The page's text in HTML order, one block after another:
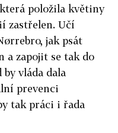
položila květiny
zastřelen. Učí
jak psát
a zapojit se tak do
vláda dala
prevenci
tak práci i řada